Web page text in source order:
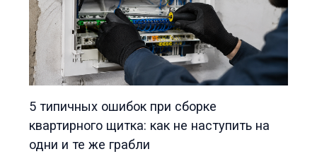
5 типичных ошибок при сборке
квартирного щитка: как не наступить на
одни и те же грабли